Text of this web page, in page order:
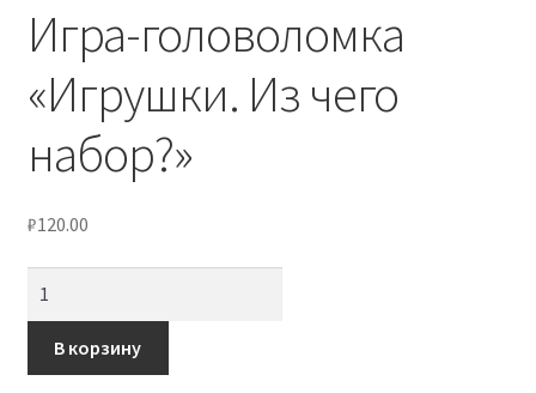
ИГРЫ НА ЛИПУЧКАХ
КОНТАКТЫ
Игра-головоломка
«Игрушки. Из чего
набор?»
₽120.00
Игра-
головоломка
В корзину